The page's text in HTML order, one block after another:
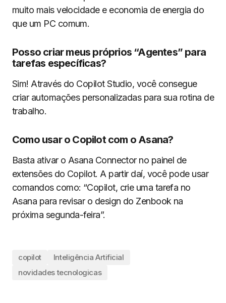
muito mais velocidade e economia de energia do
que um PC comum.
Posso criar meus próprios “Agentes” para
tarefas específicas?
Sim! Através do Copilot Studio, você consegue
criar automações personalizadas para sua rotina de
trabalho.
Como usar o Copilot com o Asana?
Basta ativar o Asana Connector no painel de
extensões do Copilot. A partir daí, você pode usar
comandos como: “Copilot, crie uma tarefa no
Asana para revisar o design do Zenbook na
próxima segunda-feira”.
copilot
Inteligência Artificial
novidades tecnologicas